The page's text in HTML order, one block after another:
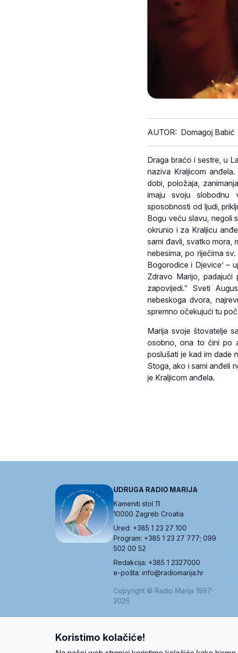
AUTOR: Domagoj Babić
Draga braćo i sestre, u
naziva Kraljicom
dobi, položaja,
imaju svoju slobodnu
sposobnosti od ljudi,
Bogu veću slavu, negoli
okrunio i za Kraljicu
sami đavli, svatko mora,
nebesima, po riječima
Bogorodice i Djevice’ –
Zdravo Marijo,
zapovijedi.” Sveti
nebeskoga dvora,
spremno očekujući tu
Marija svoje štovatelje
osobno, ona to čini po
poslušati je kad im dade
Stoga, ako i sami anđeli
je Kraljicom anđela.
UDRUGA RADIO MARIJA
Kameniti stol 11
10000 Zagreb Croatia
Ured: +385 1 23 27 100
Program: +385 1 23 27 777; 099
502 00 52
Redakcija: +385 1 2327000
e-pošta: info@radiomarija.hr
Copyright © Radio Marija 1997-
2026
Koristimo kolačiće!